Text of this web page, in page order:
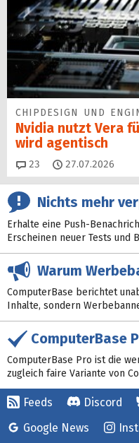
CHIPDESIGN UND
Nvidia nutzt Vera
wird agentisch
23 Kommentare
27.07.2026
Nichts mehr
Erhalte eine Push-
Erscheinen neuer Tests und
Warum
ComputerBase berichtet
Inhalte, sondern
ComputerBase
ComputerBase Pro ist die
zugleich faire Variante von
Feeds Discord
Google News